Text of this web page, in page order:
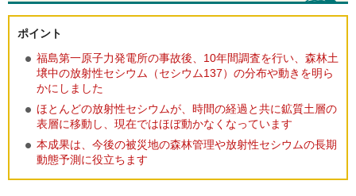
ポイント
福島第一原子力発電所の事故後、10年間調査を行い、森林土
壌中の放射性セシウム（セシウム137）の分布や動きを明ら
かにしました
ほとんどの放射性セシウムが、時間の経過と共に鉱質土層の
表層に移動し、現在ではほぼ動かなくなっています
本成果は、今後の被災地の森林管理や放射性セシウムの長期
動態予測に役立ちます